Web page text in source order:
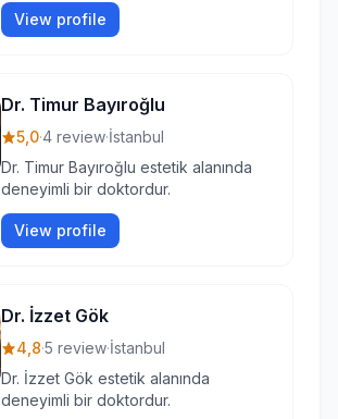
View profile
Dr. Timur Bayıroğlu
5,0·4 review·İstanbul
Dr. Timur Bayıroğlu estetik alanında
deneyimli bir doktordur.
View profile
Dr. İzzet Gök
4,8·5 review·İstanbul
Dr. İzzet Gök estetik alanında
deneyimli bir doktordur.